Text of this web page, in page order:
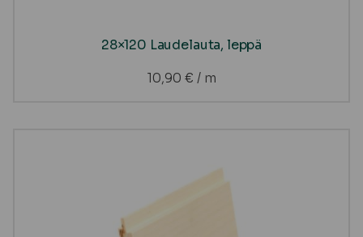
28×120 Laudelauta, leppä
10,90 € / m